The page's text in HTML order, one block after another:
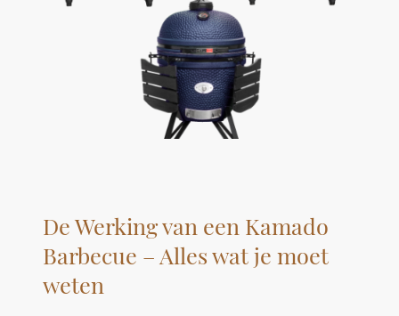
De Werking van een Kamado
Barbecue – Alles wat je moet
weten